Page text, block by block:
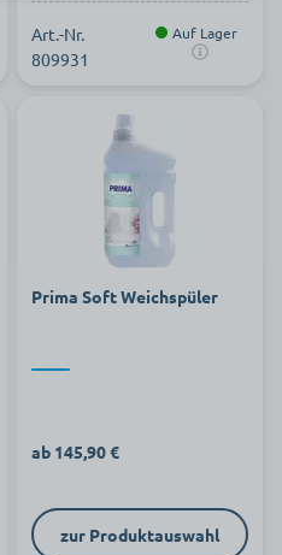
Art.-Nr.
809931
Auf Lager
Prima Soft Weichspüler
ab 145,90 €
zur Produktauswahl